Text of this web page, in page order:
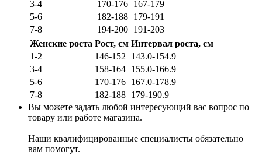
3-4
170-176 167-179
5-6
182-188 179-191
7-8
194-200 191-203
Женские роста Рост, см Интервал роста, см
1-2
146-152
143.0-154.9
3-4
158-164 155.0-166.9
5-6
170-176 167.0-178.9
7-8
182-188 179-190.9
Вы можете задать любой интересующий вас вопрос по
товару или работе магазина.
Наши квалифицированные специалисты обязательно
вам помогут.